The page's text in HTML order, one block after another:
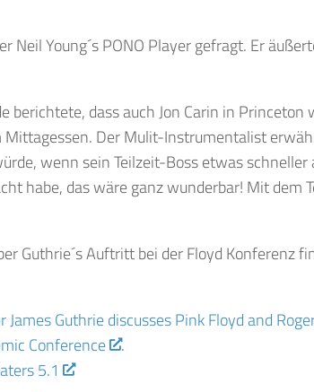
Neil Young´s PONO Player gefragt. Er
berichtete, dass auch Jon Carin in
Mittagessen. Der Mulit-Instrumentalist
wenn sein Teilzeit-Boss etwas
habe, das wäre ganz wunderbar! Mit dem
Guthrie´s Auftritt bei der Floyd Konferenz
James Guthrie discusses Pink Floyd and
Conference
.
5.1